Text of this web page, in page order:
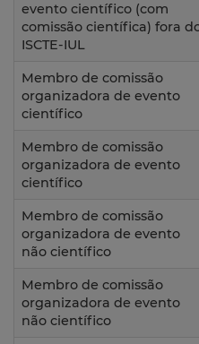
evento científico (com
comissão científica) fora
ISCTE-IUL
Membro de comissão
organizadora de evento
científico
Membro de comissão
organizadora de evento
científico
Membro de comissão
organizadora de evento
não científico
Membro de comissão
organizadora de evento
não científico